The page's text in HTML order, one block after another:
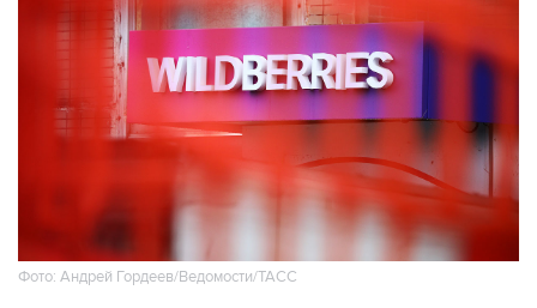
Фото: Андрей Гордеев/Ведомости/ТАСС